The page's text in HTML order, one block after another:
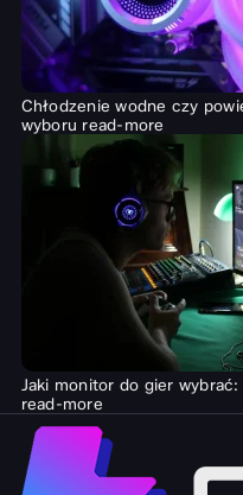
Chłodzenie wodne czy
wyboru read-more
Jaki monitor do gier
read-more